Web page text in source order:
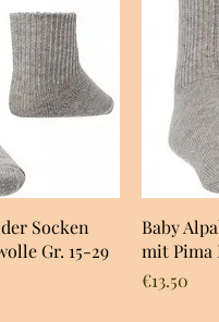
Socken
Gr. 15-29
Baby
mit Pima
Price
€13.50